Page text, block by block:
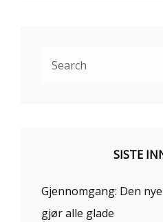
SISTE
Gjennomgang: Den
gjør alle glade